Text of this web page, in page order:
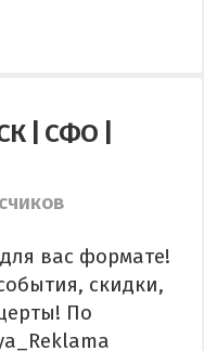
| СФО |
вас формате!
скидки,
По